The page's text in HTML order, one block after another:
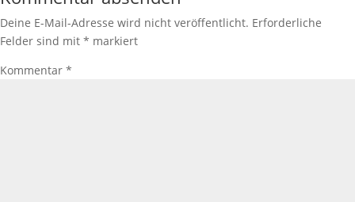
Deine E-Mail-Adresse wird nicht veröffentlicht. Erforderliche
Felder sind mit * markiert
Kommentar *